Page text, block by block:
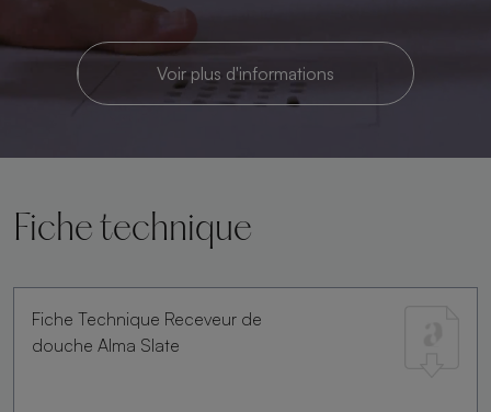
Voir plus d'informations
Fiche technique
Fiche Technique Receveur de
douche Alma Slate